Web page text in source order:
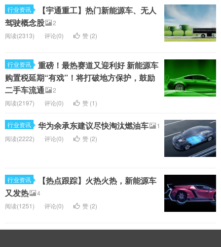
行业资讯
【宇通重工】热门新能源车、无人
驾驶概念股
2
阅读(2313)
评论(0) 赞 (2)
行业资讯
重磅！最热赛道又迎利好 新能源车
购置税延期“有戏”！将打破地方保护，鼓励
二手车流通
2
阅读(2197)
评论(0) 赞 (1)
行业资讯 华为余承东建议尽快淘汰燃油车
1
阅读(2222)
评论(0) 赞 (2)
行业资讯
【热点跟踪】火热火热，新能源车
又发热
4
阅读(1251)
评论(0) 赞 (2)